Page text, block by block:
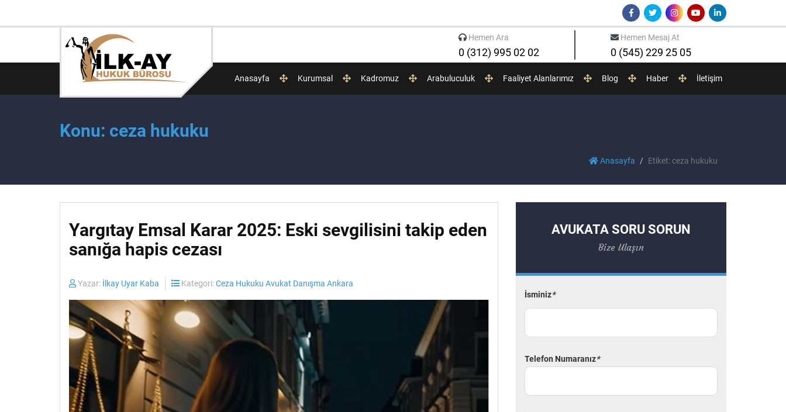
Hemen Ara
0 (312) 995 02 02
Hemen Mesaj At
0 (545) 229 25 05
Anasayfa Kurumsal Kadromuz Arabuluculuk Faaliyet Alanlarımız Blog Haber İletişim
Konu: ceza hukuku
Anasayfa Etiket: ceza hukuku
Yargıtay Emsal Karar 2025: Eski sevgilisini takip eden
sanığa hapis cezası
Yazar: İlkay Uyar Kaba Kategori:Ceza Hukuku Avukat Danışma Ankara
AVUKATA SORU SORUN
Bize Ulaşın
İsminiz*
Telefon Numaranız*